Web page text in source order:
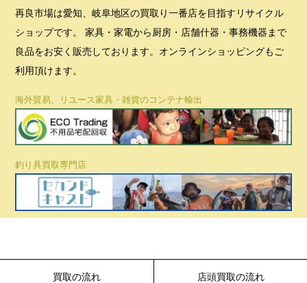
再良市場は愛知、岐阜地区の買取り一番店を目指すリサイクル
ショップです。 家具・家電から厨房・店舗什器・事務機器まで
良品をお安く販売しております。オンラインショッピングもご
利用頂けます。
海外貿易、リユース家具・雑貨のコンテナ輸出
釣り具買取専門店
買取の流れ 店頭買取の流れ